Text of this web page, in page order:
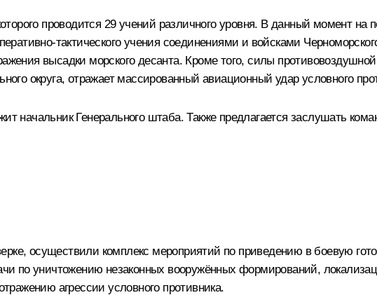
проводится 29 учений различного уровня. В данный момент на
тактического учения соединениями и войсками
высадки морского десанта. Кроме того, силы
округа, отражает массированный авиационный удар условного
начальник Генерального штаба. Также предлагается заслушать
осуществили комплекс мероприятий по приведению в боевую
по уничтожению незаконных вооружённых формирований,
агрессии условного противника.